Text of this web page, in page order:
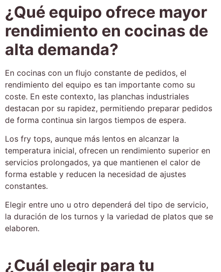
¿Qué equipo ofrece mayor
rendimiento en cocinas de
alta demanda?
En cocinas con un flujo constante de pedidos, el
rendimiento del equipo es tan importante como su
coste. En este contexto, las planchas industriales
destacan por su rapidez, permitiendo preparar pedidos
de forma continua sin largos tiempos de espera.
Los fry tops, aunque más lentos en alcanzar la
temperatura inicial, ofrecen un rendimiento superior en
servicios prolongados, ya que mantienen el calor de
forma estable y reducen la necesidad de ajustes
constantes.
Elegir entre uno u otro dependerá del tipo de servicio,
la duración de los turnos y la variedad de platos que se
elaboren.
¿Cuál elegir para tu